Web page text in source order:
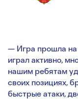
— Игра прошла на
играл активно,
нашим ребятам
своих позициях,
быстрые атаки,